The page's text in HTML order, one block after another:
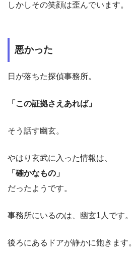
しかしその笑顔は歪んでいます。
悪かった
日が落ちた探偵事務所。
「この証拠さえあれば」
そう話す幽玄。
やはり玄武に入った情報は、
「確かなもの」
だったようです。
事務所にいるのは、幽玄1人です。
後ろにあるドアが静かに飽きます。